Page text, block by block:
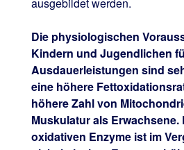
Die physiologischen
Kindern und Jugendlichen
Ausdauerleistungen sind
eine höhere
höhere Zahl von
Muskulatur als Erwachsene.
oxidativen Enzyme ist im